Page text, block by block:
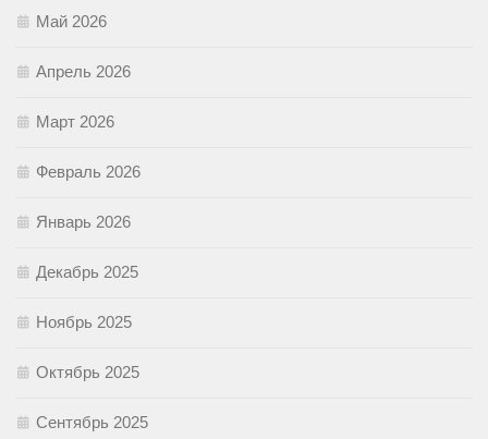
Май 2026
Апрель 2026
Март 2026
Февраль 2026
Январь 2026
Декабрь 2025
Ноябрь 2025
Октябрь 2025
Сентябрь 2025